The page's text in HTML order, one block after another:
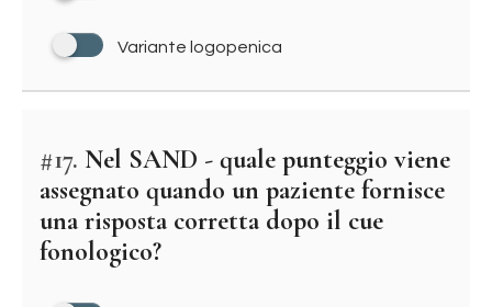
Variante logopenica
#17. Nel SAND - quale punteggio viene
assegnato quando un paziente fornisce
una risposta corretta dopo il cue
fonologico?